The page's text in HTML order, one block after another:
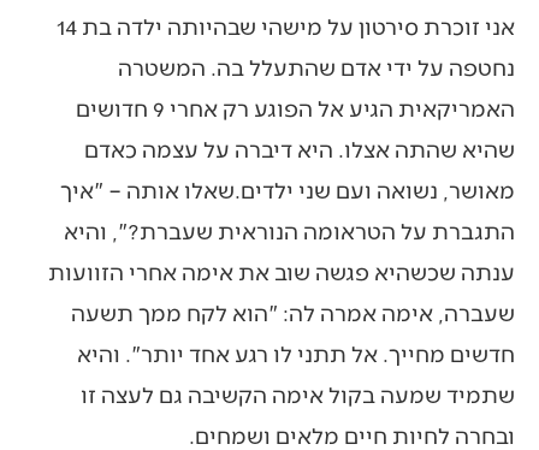
אני זוכרת סירטון על מישהי שבהיותה ילדה בת 14
נחטפה על ידי אדם שהתעלל בה. המשטרה
האמריקאית הגיע אל הפוגע רק אחרי 9 חדושים
שהיא שהתה אצלו. היא דיברה על עצמה כאדם
מאושר, נשואה ועם שני ילדים.שאלו אותה – "איך
התגברת על הטראומה הנוראית שעברת?", והיא
ענתה שכשהיא פגשה שוב את אימה אחרי הזוועות
שעברה, אימה אמרה לה: "הוא לקח ממך תשעה
חדשים מחייך. אל תתני לו רגע אחד יותר". והיא
שתמיד שמעה בקול אימה הקשיבה גם לעצה זו
ובחרה לחיות חיים מלאים ושמחים.